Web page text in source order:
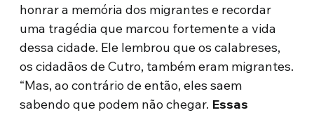
honrar a memória dos migrantes e recordar
uma tragédia que marcou fortemente a vida
dessa cidade. Ele lembrou que os calabreses,
os cidadãos de Cutro, também eram migrantes.
“Mas, ao contrário de então, eles saem
sabendo que podem não chegar. Essas